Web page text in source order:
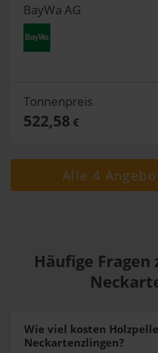
BayWa AG
Tonnenpreis
522,58 €
Alle 4
Häufige
Wie viel kosten
Neckartenzlingen?